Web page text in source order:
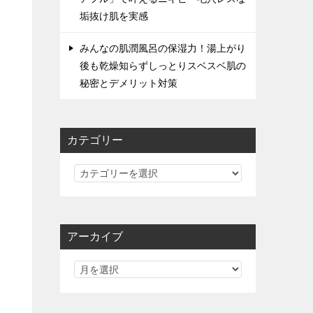
垢抜け肌を実感
みんなの肌潤風呂の保湿力！湯上がり
後も乾燥知らずしっとりスベスベ肌の
秘密とデメリット対策
カテゴリー
カ
リ
アーカイブ